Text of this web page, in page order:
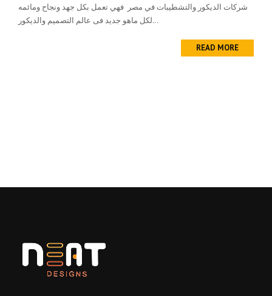
شركات الديكور والتشطيبات في مصر فهي تعمل بكل جهد ونجاح ومائمه
لكل ماهو جديد فى عالم التصميم والديكور...
READ MORE